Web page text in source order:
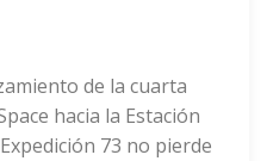
de la cuarta
hacia la Estación
73 no pierde